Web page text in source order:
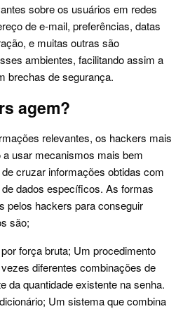
sobre os usuários em redes
de e-mail, preferências, datas
e muitas outras são
ambientes, facilitando assim a
brechas de segurança.
agem?
relevantes, os hackers mais
usar mecanismos mais bem
cruzar informações obtidas com
dados específicos. As formas
pelos hackers para conseguir
são;
força bruta; Um procedimento
diferentes combinações de
da quantidade existente na senha.
Um sistema que combina